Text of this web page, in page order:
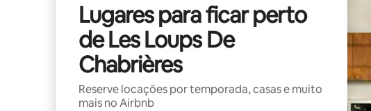
Lugares para ficar perto
de Les Loups De
Chabrières
Reserve locações por temporada, casas e muito
mais no Airbnb